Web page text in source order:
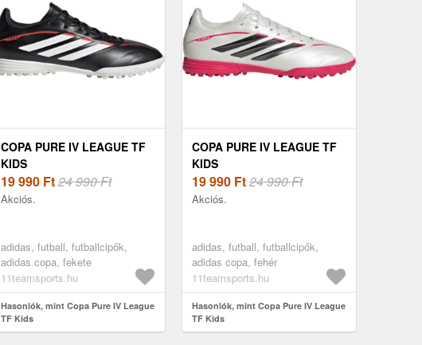
COPA PURE IV LEAGUE TF
KIDS
19 990 Ft24 990 Ft
Akciós.
adidas, futball, futballcipők,
adidas copa, fekete
11teamsports.hu
Hasonlók, mint Copa Pure IV League
TF Kids
COPA PURE IV LEAGUE TF
KIDS
19 990 Ft24 990 Ft
Akciós.
adidas, futball, futballcipők,
adidas copa, fehér
11teamsports.hu
Hasonlók, mint Copa Pure IV League
TF Kids